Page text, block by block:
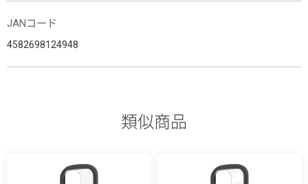
JANコード
4582698124948
類似商品